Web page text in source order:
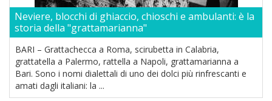
Neviere, blocchi di ghiaccio, chioschi e ambulanti: è la
storia della "grattamarianna"
BARI – Grattachecca a Roma, scirubetta in Calabria,
grattatella a Palermo, rattella a Napoli, grattamarianna a
Bari. Sono i nomi dialettali di uno dei dolci più rinfrescanti e
amati dagli italiani: la ...